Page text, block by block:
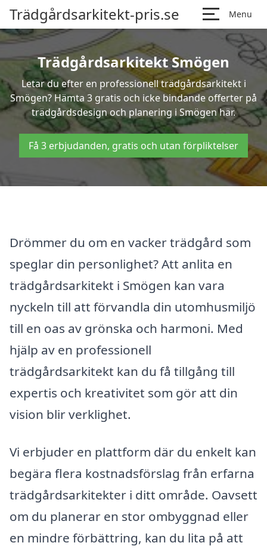
Trädgårdsarkitekt-pris.se Menu
Trädgårdsarkitekt Smögen
Letar du efter en professionell trädgårdsarkitekt i
Smögen? Hämta 3 gratis och icke bindande offerter på
trädgårdsdesign och planering i Smögen här.
Få 3 erbjudanden, gratis och utan förpliktelser
Drömmer du om en vacker trädgård som
speglar din personlighet? Att anlita en
trädgårdsarkitekt i Smögen kan vara
nyckeln till att förvandla din utomhusmiljö
till en oas av grönska och harmoni. Med
hjälp av en professionell
trädgårdsarkitekt kan du få tillgång till
expertis och kreativitet som gör att din
vision blir verklighet.
Vi erbjuder en plattform där du enkelt kan
begära flera kostnadsförslag från erfarna
trädgårdsarkitekter i ditt område. Oavsett
om du planerar en stor ombyggnad eller
en mindre förbättring, kan du lita på att